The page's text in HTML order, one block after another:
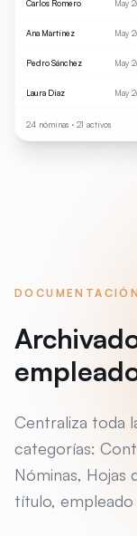
Carlos Romero May
Ana Martínez May
Pedro Sánchez May
Laura Díaz May
24 nóminas · 21 activos
Centraliza toda
categorías:
Nóminas, Hojas
título,